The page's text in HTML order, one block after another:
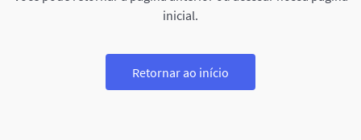
inicial.
Retornar ao início